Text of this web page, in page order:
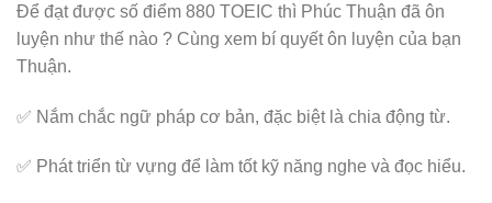
Để đạt được số điểm 880 TOEIC thì Phúc Thuận đã ôn
luyện như thế nào ? Cùng xem bí quyết ôn luyện của bạn
Thuận.
✅ Nắm chắc ngữ pháp cơ bản, đặc biệt là chia động từ.
✅ Phát triển từ vựng để làm tốt kỹ năng nghe và đọc hiểu.